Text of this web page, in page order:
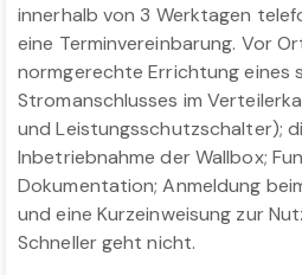
innerhalb von 3 Werktagen
eine Terminvereinbarung. Vor
normgerechte Errichtung eines
Stromanschlusses im
und Leistungsschutzschalter);
Inbetriebnahme der Wallbox;
Dokumentation; Anmeldung
und eine Kurzeinweisung zur
Schneller geht nicht.